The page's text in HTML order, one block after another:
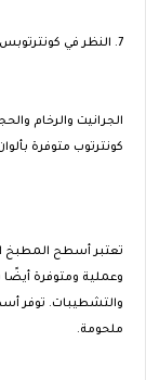
الجرانيت والرخام
كونترتوب متوفرة
تعتبر أسطح المطبخ
وعملية ومتوفرة أيضًا
والتشطيبات. توفر
ملحومة.